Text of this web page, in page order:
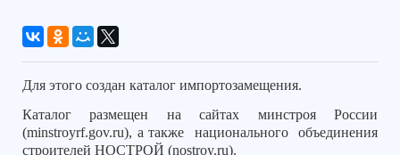
Для этого создан каталог импортозамещения.
Каталог размещен на сайтах минстроя России
(minstroyrf.gov.ru), а также
национального
объединения
строителей НОСТРОЙ (nostroy.ru).